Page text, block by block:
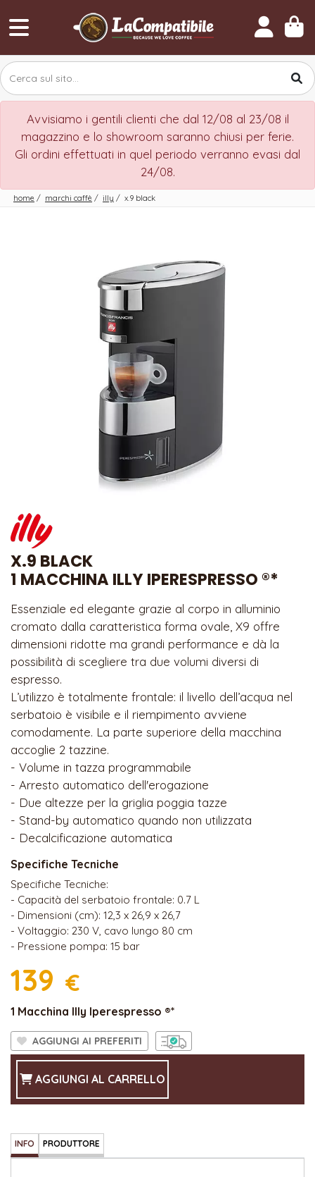
Avvisiamo i gentili clienti che dal 12/08 al 23/08 il
magazzino e lo showroom saranno chiusi per ferie.
Gli ordini effettuati in quel periodo verranno evasi dal
24/08.
home / marchi caffè / illy / x.9 black
X.9 BLACK
1 MACCHINA ILLY IPERESPRESSO ®*
Essenziale ed elegante grazie al corpo in alluminio
cromato dalla caratteristica forma ovale, X9 offre
dimensioni ridotte ma grandi performance e dà la
possibilità di scegliere tra due volumi diversi di
espresso.
L’utilizzo è totalmente frontale: il livello dell’acqua nel
serbatoio è visibile e il riempimento avviene
comodamente. La parte superiore della macchina
accoglie 2 tazzine.
- Volume in tazza programmabile
- Arresto automatico dell'erogazione
- Due altezze per la griglia poggia tazze
- Stand-by automatico quando non utilizzata
- Decalcificazione automatica
Specifiche Tecniche
Specifiche Tecniche:
- Capacità del serbatoio frontale: 0.7 L
- Dimensioni (cm): 12,3 x 26,9 x 26,7
- Voltaggio: 230 V, cavo lungo 80 cm
- Pressione pompa: 15 bar
139 €
1 Macchina Illy Iperespresso ®*
AGGIUNGI AI PREFERITI
AGGIUNGI AL CARRELLO
INFO PRODUTTORE